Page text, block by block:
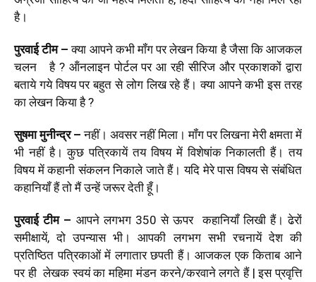
है।
पुरवाई टीम –क्‍या आपने कभी मॉंग पर लेखन किया है जैसा कि आजकल
चलन है ? ऑंनलाइन पोर्टल पर आ रही सीरिज और प्रकाशकों द्वारा
बताये गये विषय पर बहुत से लोग लिख रहे हैं। क्या आपने कभी इस तरह
का लेखन किया है ?
सुषमा मुनीन्‍द्र–नहीं। अवसर नहीं मिला। मॉंग पर लिखना मेरी क्षमता में
भी नहीं है। कुछ पत्रिकायें तय विषय में विशेषांक निकालती हैं। तय
विषय में कहानी संकलन निकाले जाते हैं। यदि मेरे पास विषय से संबंधित
कहानियॉं हैं तो मैं उन्‍हें जरूर देती हूँ।
पुरवाई टीम – आपने लगभग 350 से ऊपर कहानियॉं लिखी हैं। ढेरों
समीक्षायें, दो उपन्‍यास भी। आपकी लगभग सभी रचनायें देश की
प्रतिष्ठित पत्रिकाओं में लगातार छपती हैं। आजकल एक किताब आने
पर ही लेखक स्वयं का महिमा मंडन करने/करवाने लगते हैं | इस प्रवृत्ति